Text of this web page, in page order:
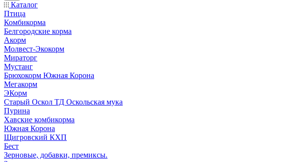
Каталог
Птица
Комбикорма
Белгородские корма
Акорм
Молвест-Экокорм
Мираторг
Мустанг
Брюхокорм Южная Корона
Мегакорм
ЭКорм
Старый Оскол ТД Оскольская мука
Пурина
Хавские комбикорма
Южная Корона
Щигровский КХП
Бест
Зерновые, добавки, премиксы.